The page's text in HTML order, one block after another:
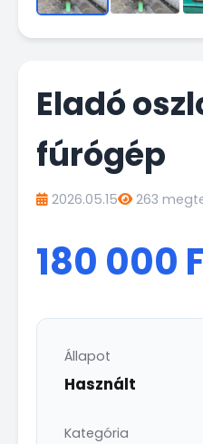
Eladó
fúrógép
2026.05.15 263
180 000
Állapot
Használt
Kategória